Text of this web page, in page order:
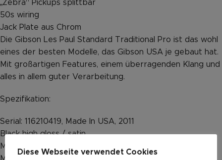
„Zebra“ Pickups splittbar
50s wiring
Jack Plate aus Chrom
Die Gibson Les Paul Standard Traditional Pro ist das wohl
eines der besten Modelle, das Gibson USA je gebaut hat.
Mit großartigen Features, einem überragenden Klang und
alles in allem guter Verarbeitung.
Spezifikation:
Serial: 116210419, Made In USA, 2011
Black high gloss / satin
Mahogany Body
Diese Webseite verwendet Cookies